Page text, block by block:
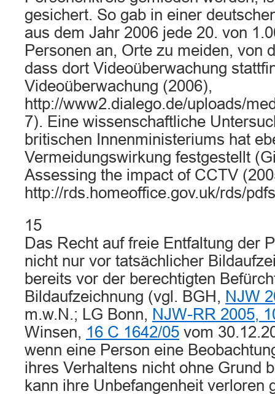
gesichert. So gab in einer
aus dem Jahr 2006 jede 20. von
Personen an, Orte zu meiden, von
dass dort Videoüberwachung
Videoüberwachung (2006),
http://www2.dialego.de/uploads/
7). Eine wissenschaftliche
britischen Innenministeriums hat
Vermeidungswirkung festgestellt
Assessing the impact of CCTV
http://rds.homeoffice.gov.uk/rds/
15
Das Recht auf freie Entfaltung der
nicht nur vor tatsächlicher
bereits vor der berechtigten
Bildaufzeichnung (vgl. BGH, NJW
m.w.N.; LG Bonn, NJW-RR 2005,
Winsen, 16 C 1642/05 vom
wenn eine Person eine
ihres Verhaltens nicht ohne Grund
kann ihre Unbefangenheit verloren